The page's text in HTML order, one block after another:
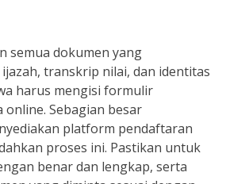
semua dokumen yang
transkrip nilai, dan identitas
harus mengisi formulir
online. Sebagian besar
platform pendaftaran
proses ini. Pastikan untuk
benar dan lengkap, serta